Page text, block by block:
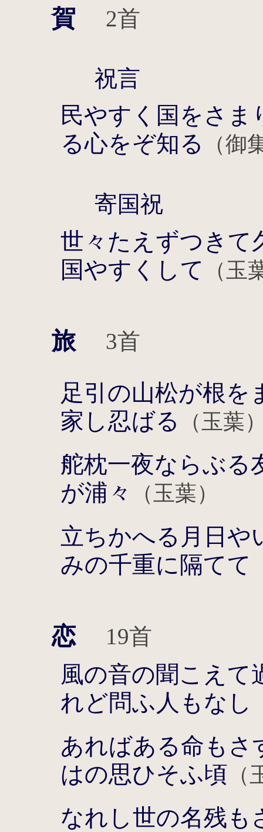
賀 2首
祝言
民やすく国をさま
る心をぞ知る
（御
寄国祝
世々たえずつきて
国やすくして
（玉
旅 3首
足引の山松が根を
家し忍ばる
（玉葉
舵枕一夜ならぶる
が浦々
（玉葉）
立ちかへる月日や
みの千重に隔てて
恋 19首
風の音の聞こえて
れど問ふ人もなし
あればある命もさ
はの思ひそふ頃
なれし世の名残も